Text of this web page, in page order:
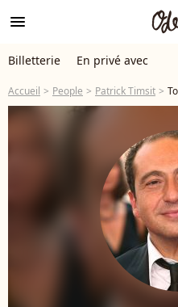
menu
Billetterie En privé avec
Accueil People Patrick Timsit